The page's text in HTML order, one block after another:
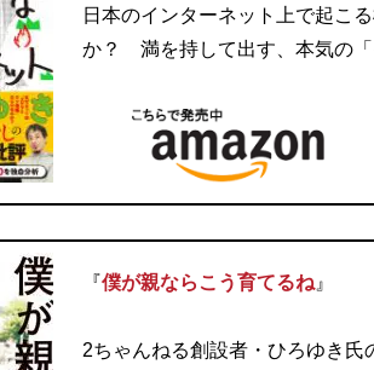
日本のインターネット上で起こ
か？ 満を持して出す、本気の「
『僕が親ならこう育てるね』
2ちゃんねる創設者・ひろゆき